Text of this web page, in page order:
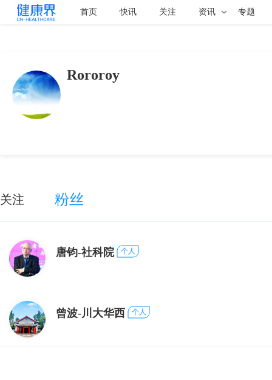
首页 快讯 关注 资讯 专题
Rororoy
关注 粉丝
唐钧-社科院 个人
曾波-川大华西 个人